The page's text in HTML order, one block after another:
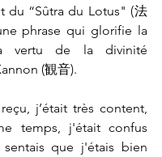
du “Sûtra du Lotus" (法
phrase qui glorifie la
vertu de la divinité
(観音).
j’était très content,
temps, j'était confus
que j'étais bien